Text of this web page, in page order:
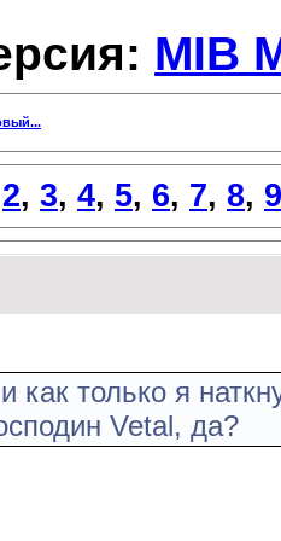
MIB
2, 3, 4, 5, 6, 7, 8, 9
как только я
Vetal, да?